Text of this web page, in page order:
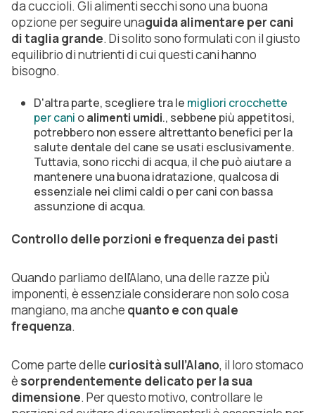
da cuccioli. Gli alimenti secchi sono una buona
opzione per seguire unaguida alimentare per cani
di taglia grande. Di solito sono formulati con il giusto
equilibrio di nutrienti di cui questi cani hanno
bisogno.
D'altra parte, scegliere tra le migliori crocchette
per cani oalimenti umidi., sebbene più appetitosi,
potrebbero non essere altrettanto benefici per la
salute dentale del cane se usati esclusivamente.
Tuttavia, sono ricchi di acqua, il che può aiutare a
mantenere una buona idratazione, qualcosa di
essenziale nei climi caldi o per cani con bassa
assunzione di acqua.
Controllo delle porzioni e frequenza dei pasti
Quando parliamo dell'Alano, una delle razze più
imponenti, è essenziale considerare non solo cosa
mangiano, ma anche quanto e con quale
frequenza.
Come parte delle curiosità sull’Alano, il loro stomaco
è sorprendentemente delicato per la sua
dimensione. Per questo motivo, controllare le